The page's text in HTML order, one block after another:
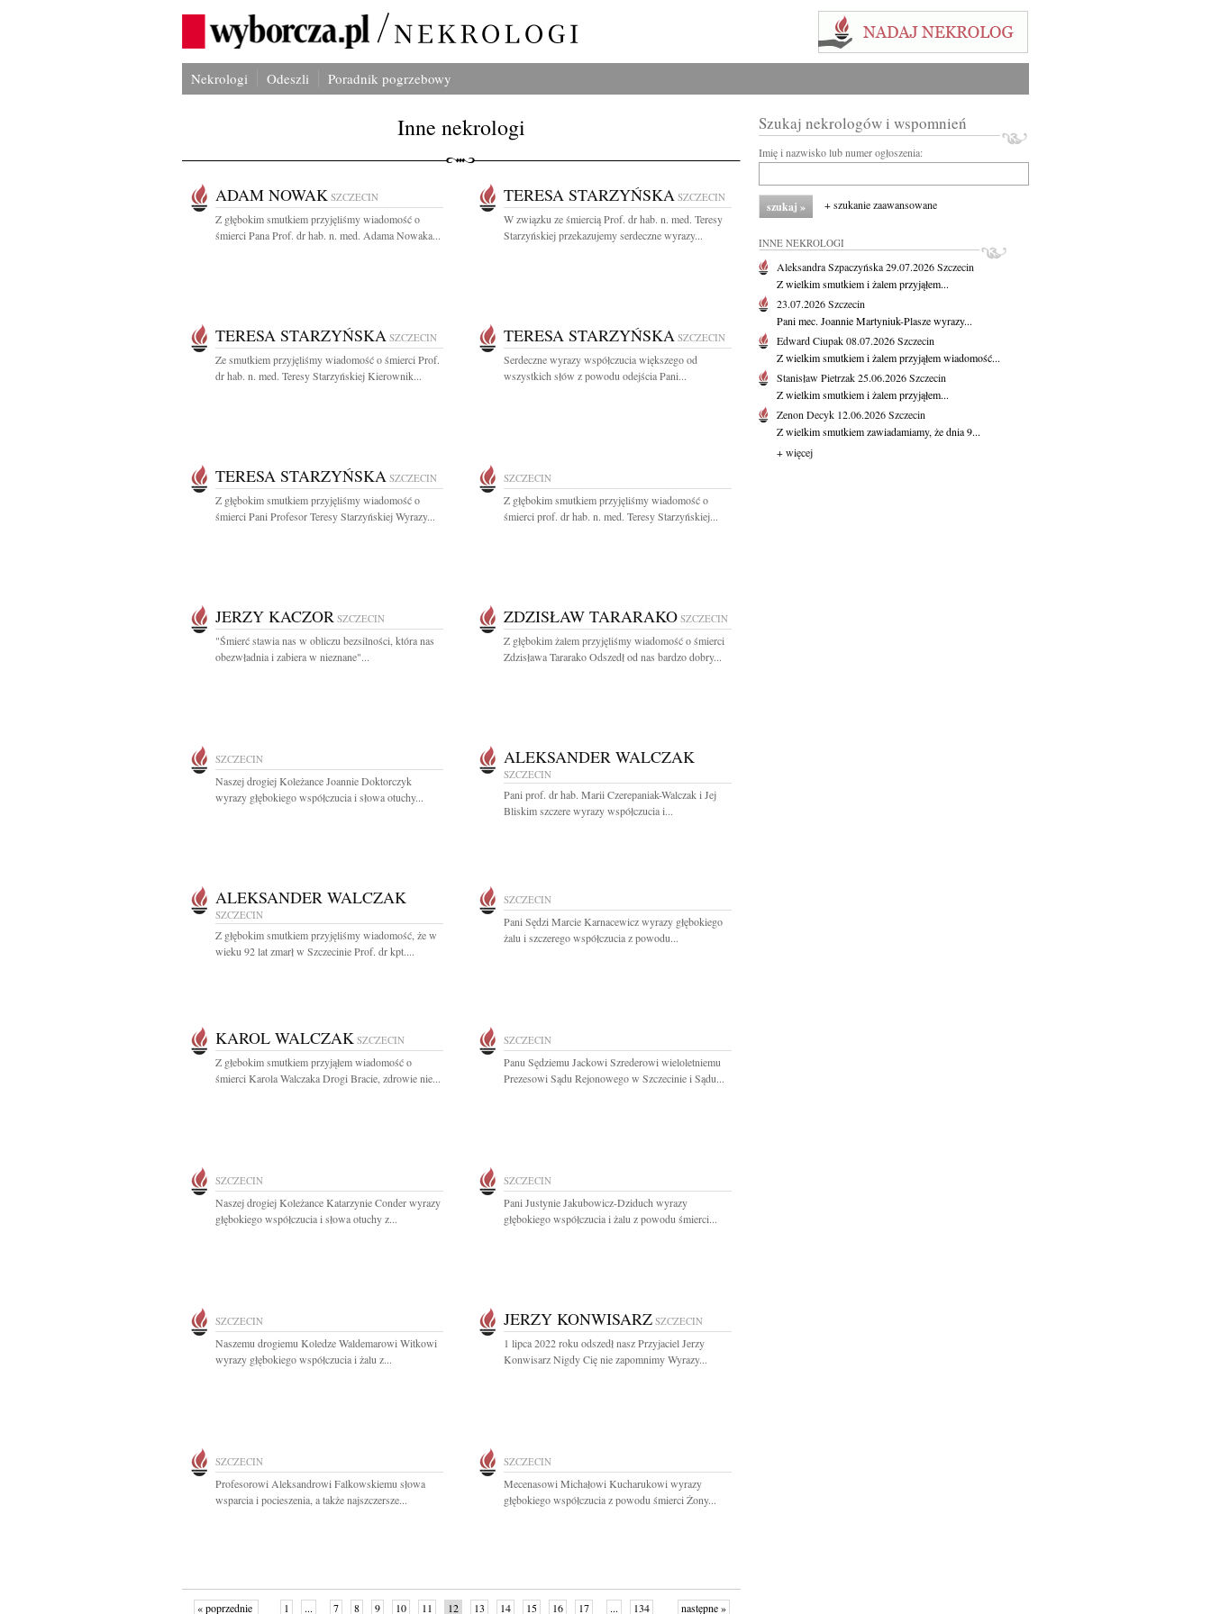
Nekrologi Odeszli Poradnik pogrzebowy
Inne nekrologi
ADAM NOWAK SZCZECIN
Z głębokim smutkiem przyjęliśmy wiadomość o
śmierci Pana Prof. dr hab. n. med. Adama Nowaka...
TERESA STARZYŃSKA SZCZECIN
W związku ze śmiercią Prof. dr hab. n. med. Teresy
Starzyńskiej przekazujemy serdeczne wyrazy...
TERESA STARZYŃSKA SZCZECIN
Ze smutkiem przyjęliśmy wiadomość o śmierci Prof.
dr hab. n. med. Teresy Starzyńskiej Kierownik...
TERESA STARZYŃSKA SZCZECIN
Serdeczne wyrazy współczucia większego od
wszystkich słów z powodu odejścia Pani...
TERESA STARZYŃSKA SZCZECIN
Z głębokim smutkiem przyjęliśmy wiadomość o
śmierci Pani Profesor Teresy Starzyńskiej Wyrazy...
SZCZECIN
Z głębokim smutkiem przyjęliśmy wiadomość o
śmierci prof. dr hab. n. med. Teresy Starzyńskiej...
JERZY KACZOR SZCZECIN
"Śmierć stawia nas w obliczu bezsilności, która nas
obezwładnia i zabiera w nieznane"...
ZDZISŁAW TARARAKO SZCZECIN
Z głębokim żalem przyjęliśmy wiadomość o śmierci
Zdzisława Tararako Odszedł od nas bardzo dobry...
SZCZECIN
Naszej drogiej Koleżance Joannie Doktorczyk
wyrazy głębokiego współczucia i słowa otuchy...
ALEKSANDER WALCZAK
SZCZECIN
Pani prof. dr hab. Marii Czerepaniak-Walczak i Jej
Bliskim szczere wyrazy współczucia i...
ALEKSANDER WALCZAK
SZCZECIN
Z głębokim smutkiem przyjęliśmy wiadomość, że w
wieku 92 lat zmarł w Szczecinie Prof. dr kpt....
SZCZECIN
Pani Sędzi Marcie Karnacewicz wyrazy głębokiego
żalu i szczerego współczucia z powodu...
KAROL WALCZAK SZCZECIN
Z głebokim smutkiem przyjąłem wiadomość o
śmierci Karola Walczaka Drogi Bracie, zdrowie nie...
SZCZECIN
Panu Sędziemu Jackowi Szrederowi wieloletniemu
Prezesowi Sądu Rejonowego w Szczecinie i Sądu...
SZCZECIN
Naszej drogiej Koleżance Katarzynie Conder wyrazy
głębokiego współczucia i słowa otuchy z...
SZCZECIN
Pani Justynie Jakubowicz-Dziduch wyrazy
głębokiego współczucia i żalu z powodu śmierci...
SZCZECIN
Naszemu drogiemu Koledze Waldemarowi Witkowi
wyrazy głębokiego współczucia i żalu z...
JERZY KONWISARZ SZCZECIN
1 lipca 2022 roku odszedł nasz Przyjaciel Jerzy
Konwisarz Nigdy Cię nie zapomnimy Wyrazy...
SZCZECIN
Profesorowi Aleksandrowi Falkowskiemu słowa
wsparcia i pocieszenia, a także najszczersze...
SZCZECIN
Mecenasowi Michałowi Kucharukowi wyrazy
głębokiego współczucia z powodu śmierci Żony...
« poprzednie 1 ... 7 8 9 10 11 12 13 14 15 16 17 ... 134 następne »
Szukaj nekrologów i wspomnień
Imię i nazwisko lub numer ogłoszenia:
+ szukanie zaawansowane
INNE NEKROLOGI
Aleksandra Szpaczyńska29.07.2026Szczecin
Z wielkim smutkiem i żalem przyjąłem...
23.07.2026Szczecin
Pani mec. Joannie Martyniuk-Plasze wyrazy...
Edward Ciupak08.07.2026Szczecin
Z wielkim smutkiem i żalem przyjąłem wiadomość...
Stanisław Pietrzak25.06.2026Szczecin
Z wielkim smutkiem i żalem przyjąłem...
Zenon Decyk 12.06.2026Szczecin
Z wielkim smutkiem zawiadamiamy, że dnia 9...
+ więcej